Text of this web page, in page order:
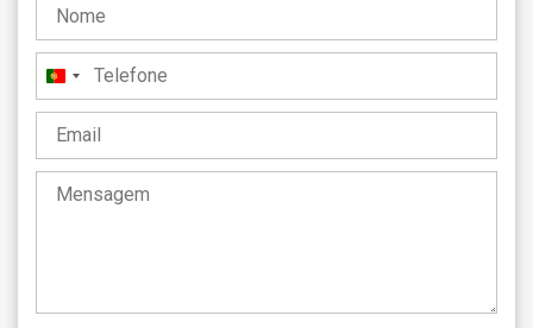
Portugal
+351